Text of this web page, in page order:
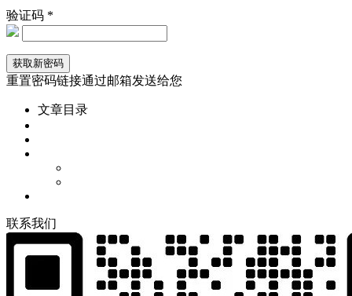
验证码 *
重置密码链接通过邮箱发送给您
文章目录
联系我们